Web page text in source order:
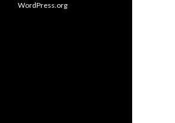
WordPress.org